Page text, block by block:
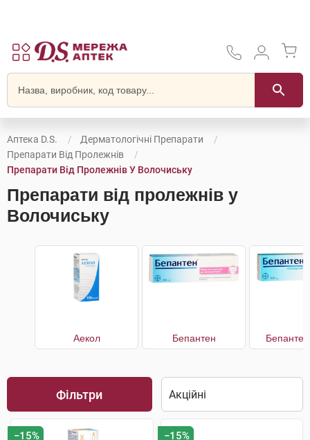
Аптека D.S.
Дерматологічні Препарати
Препарати Від Пролежнів
Препарати Від Пролежнів У Волочиську
Препарати від пролежнів у
Волочиську
Аекол Бепантен
Фільтри
−15% −15%